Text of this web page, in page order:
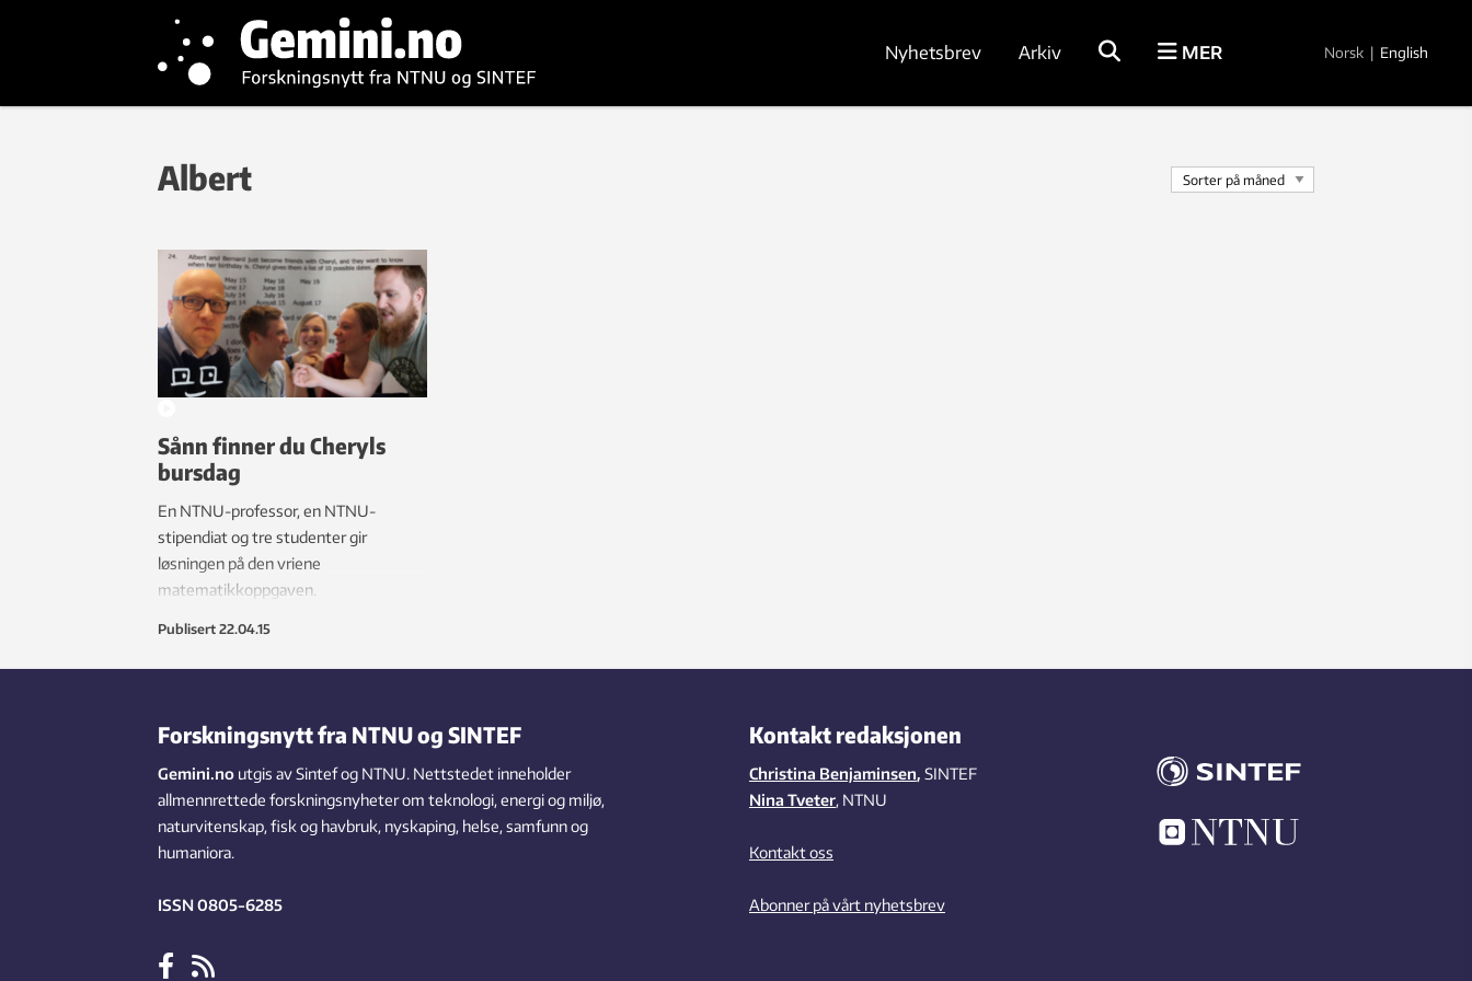
Nyhetsbrev Arkiv MER Norsk | English
Albert
Sånn finner du Cheryls
bursdag
En NTNU-professor, en NTNU-
stipendiat og tre studenter gir
løsningen på den vriene
matematikkoppgaven.
Publisert 22.04.15
Forskningsnytt fra NTNU og SINTEF
Gemini.no utgis av Sintef og NTNU. Nettstedet inneholder
allmennrettede forskningsnyheter om teknologi, energi og miljø,
naturvitenskap, fisk og havbruk, nyskaping, helse, samfunn og
humaniora.
ISSN 0805-6285
Kontakt redaksjonen
Christina Benjaminsen, SINTEF
Nina Tveter, NTNU
Kontakt oss
Abonner på vårt nyhetsbrev